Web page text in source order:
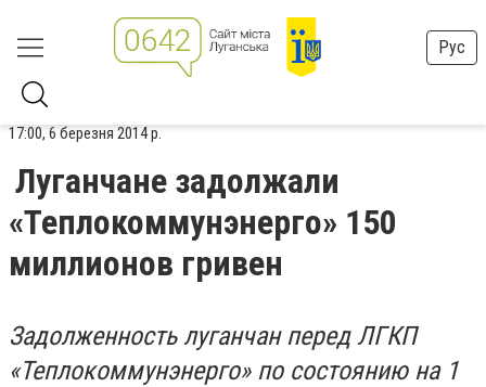
Рус
17:00, 6 березня 2014 р.
Луганчане задолжали
«Теплокоммунэнерго» 150
миллионов гривен
Задолженность луганчан перед ЛГКП
«Теплокоммунэнерго» по состоянию на 1